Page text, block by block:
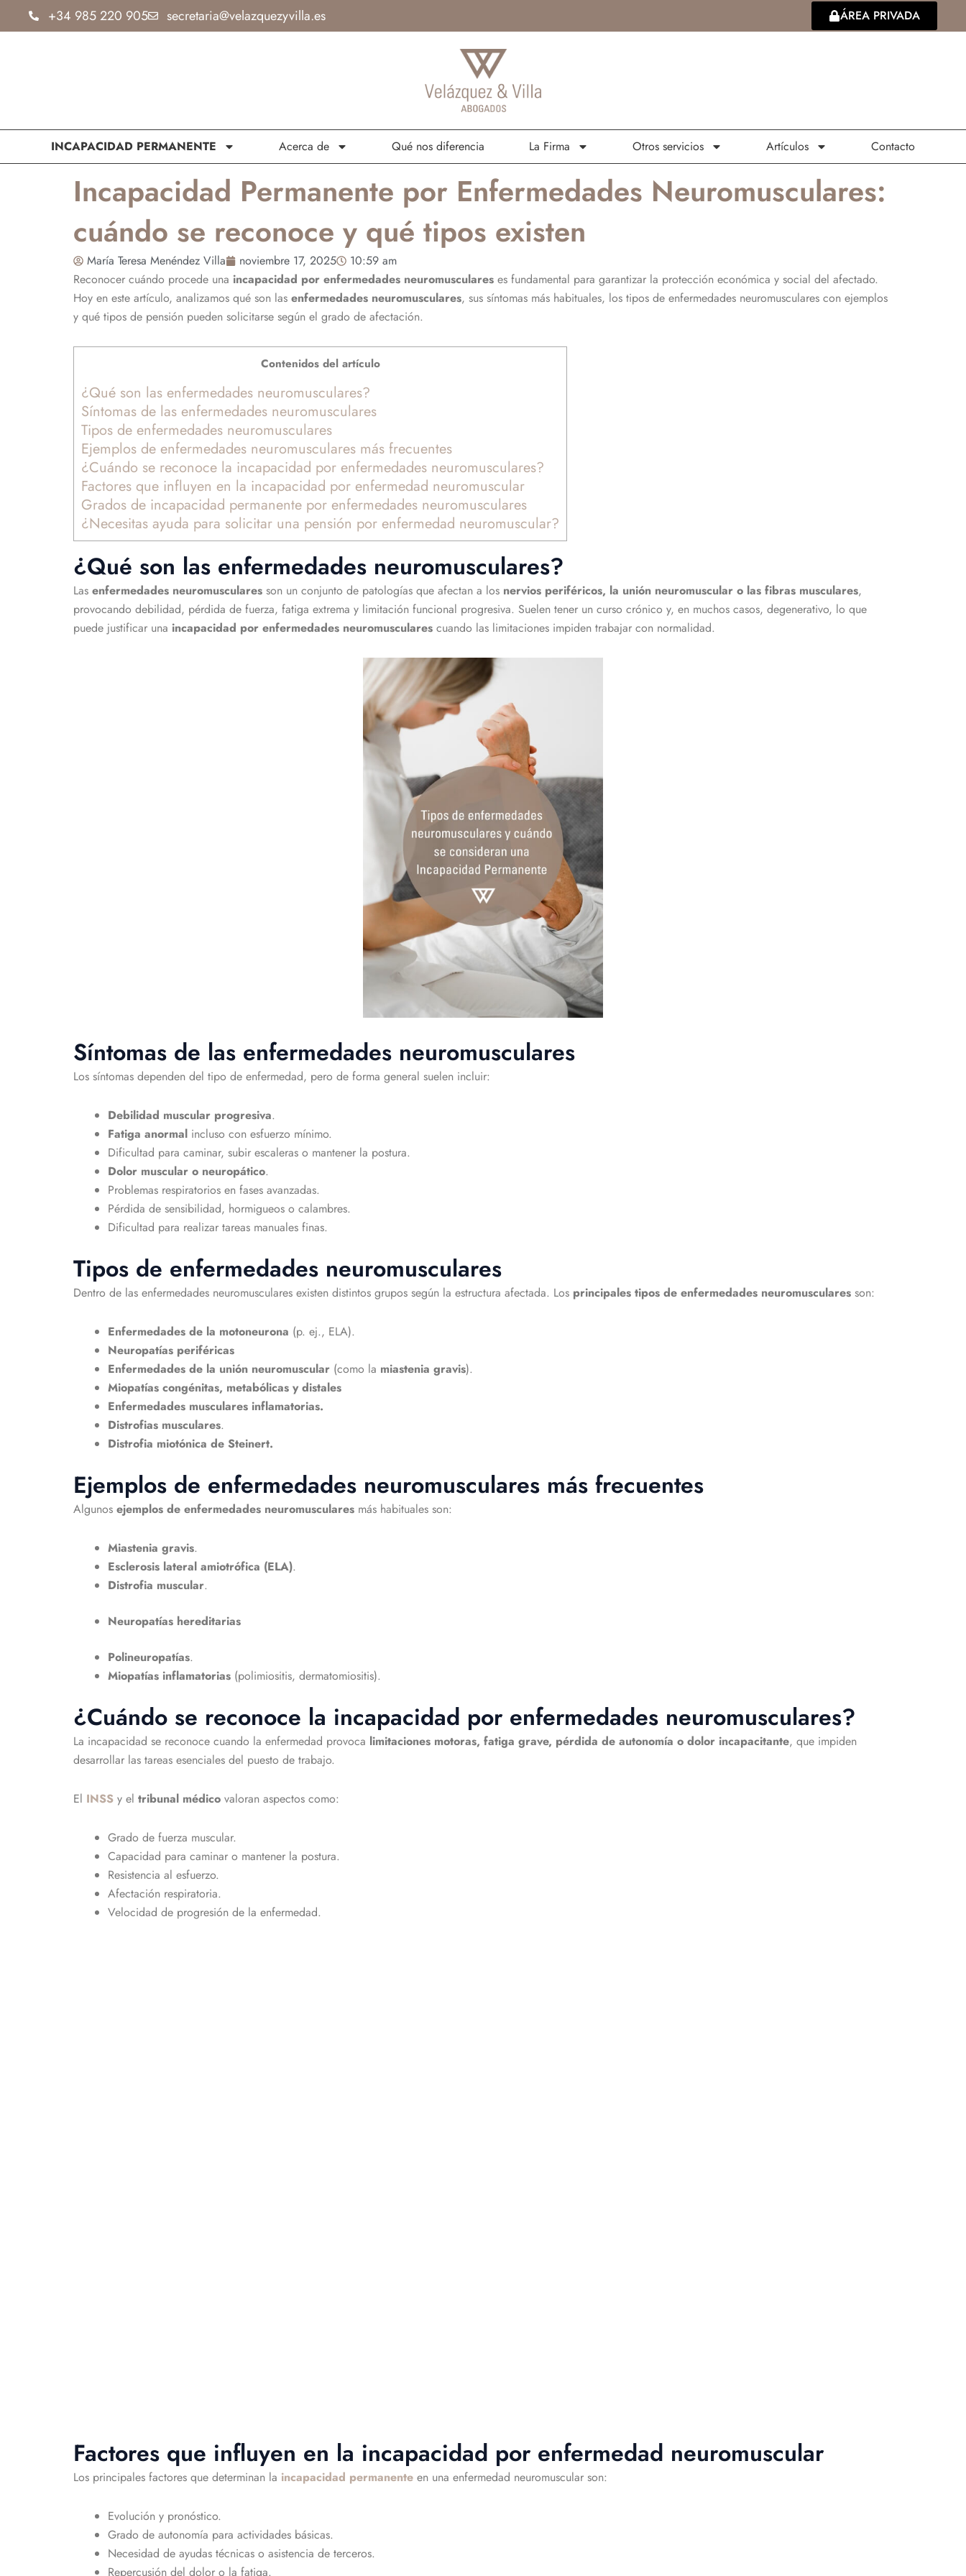
+34 985 220 905 secretaria@velazquezyvilla.es ÁREA PRIVADA
INCAPACIDAD PERMANENTE Acerca de Qué nos diferencia La Firma Otros servicios Artículos Contacto
Incapacidad Permanente por Enfermedades Neuromusculares:
cuándo se reconoce y qué tipos existen
María Teresa Menéndez Villa noviembre 17, 2025
10:59 am
Reconocer cuándo procede una incapacidad por enfermedades neuromusculares es fundamental para garantizar la protección económica y social del afectado.
Hoy en este artículo, analizamos qué son las enfermedades neuromusculares, sus síntomas más habituales, los tipos de enfermedades neuromusculares con ejemplos
y qué tipos de pensión pueden solicitarse según el grado de afectación.
Contenidos del artículo
¿Qué son las enfermedades neuromusculares?
Síntomas de las enfermedades neuromusculares
Tipos de enfermedades neuromusculares
Ejemplos de enfermedades neuromusculares más frecuentes
¿Cuándo se reconoce la incapacidad por enfermedades neuromusculares?
Factores que influyen en la incapacidad por enfermedad neuromuscular
Grados de incapacidad permanente por enfermedades neuromusculares
¿Necesitas ayuda para solicitar una pensión por enfermedad neuromuscular?
¿Qué son las enfermedades neuromusculares?
Las enfermedades neuromusculares son un conjunto de patologías que afectan a los nervios periféricos, la unión neuromuscular o las fibras musculares,
provocando debilidad, pérdida de fuerza, fatiga extrema y limitación funcional progresiva. Suelen tener un curso crónico y, en muchos casos, degenerativo, lo que
puede justificar una incapacidad por enfermedades neuromusculares cuando las limitaciones impiden trabajar con normalidad.
Síntomas de las enfermedades neuromusculares
Los síntomas dependen del tipo de enfermedad, pero de forma general suelen incluir:
Debilidad muscular progresiva.
Fatiga anormal incluso con esfuerzo mínimo.
Dificultad para caminar, subir escaleras o mantener la postura.
Dolor muscular o neuropático.
Problemas respiratorios en fases avanzadas.
Pérdida de sensibilidad, hormigueos o calambres.
Dificultad para realizar tareas manuales finas.
Tipos de enfermedades neuromusculares
Dentro de las enfermedades neuromusculares existen distintos grupos según la estructura afectada. Los principales tipos de enfermedades neuromusculares son:
Enfermedades de la motoneurona (p. ej., ELA).
Neuropatías periféricas
Enfermedades de la unión neuromuscular (como la miastenia gravis).
Miopatías congénitas, metabólicas y distales
Enfermedades musculares inflamatorias.
Distrofias musculares.
Distrofia miotónica de Steinert.
Ejemplos de enfermedades neuromusculares más frecuentes
Algunos ejemplos de enfermedades neuromusculares más habituales son:
Miastenia gravis.
Esclerosis lateral amiotrófica (ELA).
Distrofia muscular.
Neuropatías hereditarias
Polineuropatías.
Miopatías inflamatorias (polimiositis, dermatomiositis).
¿Cuándo se reconoce la incapacidad por enfermedades neuromusculares?
La incapacidad se reconoce cuando la enfermedad provoca limitaciones motoras, fatiga grave, pérdida de autonomía o dolor incapacitante, que impiden
desarrollar las tareas esenciales del puesto de trabajo.
El INSS y el tribunal médico valoran aspectos como:
Grado de fuerza muscular.
Capacidad para caminar o mantener la postura.
Resistencia al esfuerzo.
Afectación respiratoria.
Velocidad de progresión de la enfermedad.
Factores que influyen en la incapacidad por enfermedad neuromuscular
Los principales factores que determinan la incapacidad permanente en una enfermedad neuromuscular son:
Evolución y pronóstico.
Grado de autonomía para actividades básicas.
Necesidad de ayudas técnicas o asistencia de terceros.
Repercusión del dolor o la fatiga.